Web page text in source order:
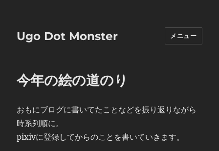
Ugo Dot Monster メニュー
今年の絵の道のり
おもにブログに書いてたことなどを振り返りながら
時系列順に。
pixivに登録してからのことを書いていきます。